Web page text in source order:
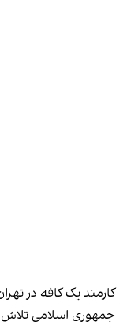
کارمند یک کافه در
جمهوری اسلامی تلاش